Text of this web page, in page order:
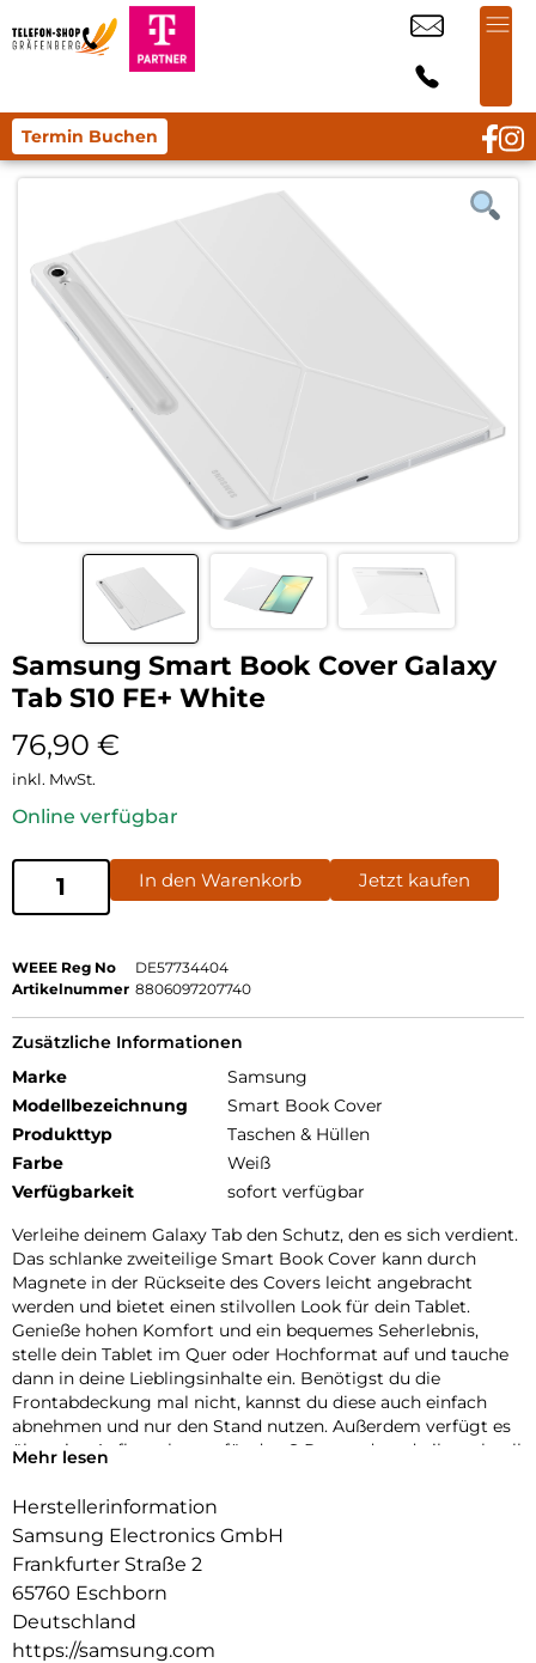
Termin Buchen
Samsung Smart Book Cover Galaxy
Tab S10 FE+ White
76,90 €
inkl. MwSt.
Online verfügbar
In den Warenkorb Jetzt kaufen
WEEE Reg No
DE57734404
Artikelnummer 8806097207740
Zusätzliche Informationen
Marke
Samsung
Modellbezeichnung
Smart Book Cover
Produkttyp
Taschen & Hüllen
Farbe
Weiß
Verfügbarkeit
sofort verfügbar
Verleihe deinem Galaxy Tab den Schutz, den es sich verdient.
Das schlanke zweiteilige Smart Book Cover kann durch
Magnete in der Rückseite des Covers leicht angebracht
werden und bietet einen stilvollen Look für dein Tablet.
Genieße hohen Komfort und ein bequemes Seherlebnis,
stelle dein Tablet im Quer oder Hochformat auf und tauche
dann in deine Lieblingsinhalte ein. Benötigst du die
Frontabdeckung mal nicht, kannst du diese auch einfach
abnehmen und nur den Stand nutzen. Außerdem verfügt es
über eine Aufbewahrung für den S Pen, sodass du ihn schnell
Mehr lesen
Herstellerinformation
Samsung Electronics GmbH
Frankfurter Straße 2
65760 Eschborn
Deutschland
https://samsung.com